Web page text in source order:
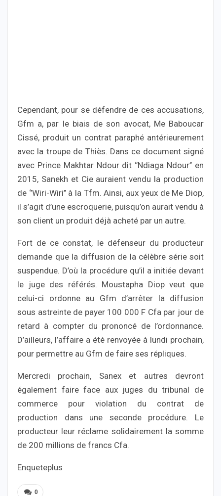
Cependant, pour se défendre de ces accusations,
Gfm a, par le biais de son avocat, Me Baboucar
Cissé, produit un contrat paraphé antérieurement
avec la troupe de Thiès. Dans ce document signé
avec Prince Makhtar Ndour dit ‘’Ndiaga Ndour’’ en
2015, Sanekh et Cie auraient vendu la production
de ‘’Wiri-Wiri’’ à la Tfm. Ainsi, aux yeux de Me Diop,
il s’agit d’une escroquerie, puisqu’on aurait vendu à
son client un produit déjà acheté par un autre.
Fort de ce constat, le défenseur du producteur
demande que la diffusion de la célèbre série soit
suspendue. D’où la procédure qu’il a initiée devant
le juge des référés. Moustapha Diop veut que
celui-ci ordonne au Gfm d’arrêter la diffusion
sous astreinte de payer 100 000 F Cfa par jour de
retard à compter du prononcé de l’ordonnance.
D’ailleurs, l’affaire a été renvoyée à lundi prochain,
pour permettre au Gfm de faire ses répliques.
Mercredi prochain, Sanex et autres devront
également faire face aux juges du tribunal de
commerce pour violation du contrat de
production dans une seconde procédure. Le
producteur leur réclame solidairement la somme
de 200 millions de francs Cfa.
Enqueteplus
0